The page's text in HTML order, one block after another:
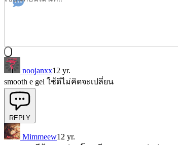
noojanxx12 yr.
smooth e gel ใช้ดีไม่คิดจะเปลี่ยน
REPLY
Mimmeew12 yr.